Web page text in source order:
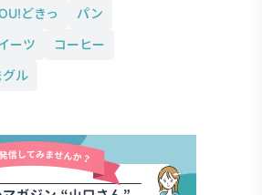
どきっ
パン
ーツ
コーヒー
グル